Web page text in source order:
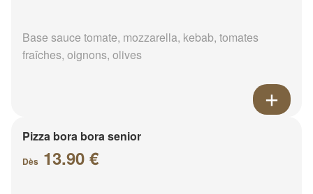
Base sauce tomate, mozzarella, kebab, tomates
fraîches, oignons, olives
Pizza bora bora senior
Dès 13.90 €